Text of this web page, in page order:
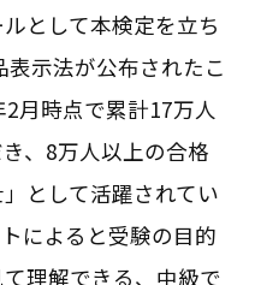
として本検定を立ち
示法が公布されたこ
月時点で累計17万人
、8万人以上の合格
として活躍されてい
によると受験の目的
理解できる、中級で